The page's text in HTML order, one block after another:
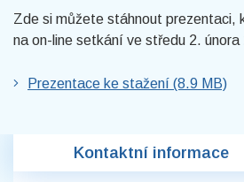
Zde si můžete stáhnout prezentaci,
na on-line setkání ve středu 2. února
Prezentace ke stažení (8.9 MB)
Kontaktní informace